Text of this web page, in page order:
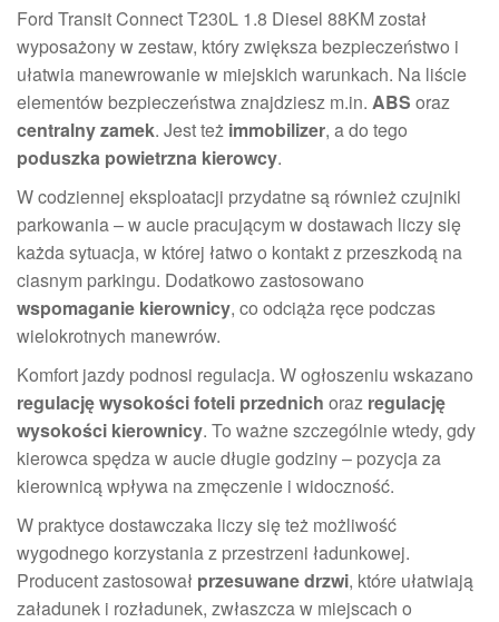
Ford Transit Connect T230L 1.8 Diesel 88KM został
wyposażony w zestaw, który zwiększa bezpieczeństwo i
ułatwia manewrowanie w miejskich warunkach. Na liście
elementów bezpieczeństwa znajdziesz m.in. ABS oraz
centralny zamek. Jest też immobilizer, a do tego
poduszka powietrzna kierowcy.
W codziennej eksploatacji przydatne są również czujniki
parkowania – w aucie pracującym w dostawach liczy się
każda sytuacja, w której łatwo o kontakt z przeszkodą na
ciasnym parkingu. Dodatkowo zastosowano
wspomaganie kierownicy, co odciąża ręce podczas
wielokrotnych manewrów.
Komfort jazdy podnosi regulacja. W ogłoszeniu wskazano
regulację wysokości foteli przednich oraz regulację
wysokości kierownicy. To ważne szczególnie wtedy, gdy
kierowca spędza w aucie długie godziny – pozycja za
kierownicą wpływa na zmęczenie i widoczność.
W praktyce dostawczaka liczy się też możliwość
wygodnego korzystania z przestrzeni ładunkowej.
Producent zastosował przesuwane drzwi, które ułatwiają
załadunek i rozładunek, zwłaszcza w miejscach o